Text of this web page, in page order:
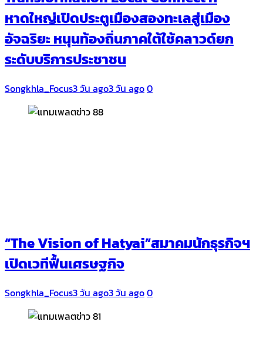
หาดใหญ่เปิดประตูเมืองสองทะเลสู่เมือง
อัจฉริยะ หนุนท้องถิ่นภาคใต้ใช้คลาวด์ยก
ระดับบริการประชาชน
Songkhla_Focus3 วัน ago3 วัน ago0
“The Vision of Hatyai”สมาคมนักธุรกิจฯ
เปิดเวทีฟื้นเศรษฐกิจ
Songkhla_Focus3 วัน ago3 วัน ago0